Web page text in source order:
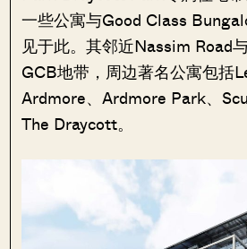
一些公寓与Good Class
见于此。其邻近Nassim Road
GCB地带，周边著名公寓包括
Ardmore、Ardmore Park、
The Draycott。